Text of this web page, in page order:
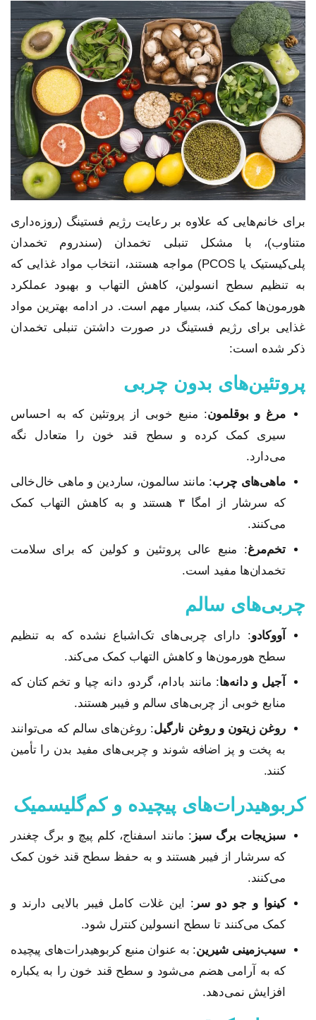
برای خانم‌هایی که علاوه بر رعایت رژیم فستینگ (روزه‌داری
متناوب)، با مشکل تنبلی تخمدان (سندروم تخمدان
پلی‌کیستیک یا PCOS) مواجه هستند، انتخاب مواد غذایی که
به تنظیم سطح انسولین، کاهش التهاب و بهبود عملکرد
هورمون‌ها کمک کند، بسیار مهم است. در ادامه بهترین مواد
غذایی برای رژیم فستینگ در صورت داشتن تنبلی تخمدان
ذکر شده است:
پروتئین‌های بدون چربی
مرغ و بوقلمون: منبع خوبی از پروتئین که به احساس
سیری کمک کرده و سطح قند خون را متعادل نگه
می‌دارد.
ماهی‌های چرب: مانند سالمون، ساردین و ماهی خال‌خالی
که سرشار از امگا ۳ هستند و به کاهش التهاب کمک
می‌کنند.
تخم‌مرغ: منبع عالی پروتئین و کولین که برای سلامت
تخمدان‌ها مفید است.
چربی‌های سالم
آووکادو: دارای چربی‌های تک‌اشباع نشده که به تنظیم
سطح هورمون‌ها و کاهش التهاب کمک می‌کند.
آجیل و دانه‌ها: مانند بادام، گردو، دانه چیا و تخم کتان که
منابع خوبی از چربی‌های سالم و فیبر هستند.
روغن زیتون و روغن نارگیل: روغن‌های سالم که می‌توانند
به پخت و پز اضافه شوند و چربی‌های مفید بدن را تأمین
کنند.
کربوهیدرات‌های پیچیده و کم‌گلیسمیک
سبزیجات برگ سبز : مانند اسفناج، کلم پیچ و برگ چغندر
که سرشار از فیبر هستند و به حفظ سطح قند خون کمک
می‌کنند.
کینوا و جو دو سر : این غلات کامل فیبر بالایی دارند و
کمک می‌کنند تا سطح انسولین کنترل شود.
سیب‌زمینی شیرین: به عنوان منبع کربوهیدرات‌های پیچیده
که به آرامی هضم می‌شود و سطح قند خون را به یکباره
افزایش نمی‌دهد.